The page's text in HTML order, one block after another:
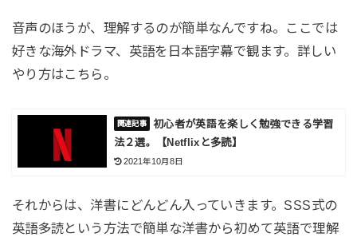
音声のほうが、理解するのが簡単なんですね。ここでは
好きな海外ドラマ、英語を日本語字幕で観ます。詳しい
やり方はこちら。
初心者が英語を楽しく勉強できる学習
法２選。【Netflixと多読】
2021年10月8日
それからは、洋書にどんどん入っていきます。SSS式の
英語多読という方法で簡単な洋書から初めて英語で理解